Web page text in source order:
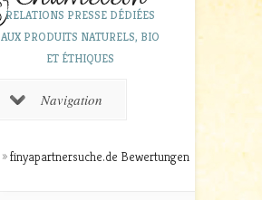
RELATIONS PRESSE DÉDIÉES
AUX PRODUITS NATURELS, BIO
ET ÉTHIQUES
Navigation
»finyapartnersuche.de Bewertungen